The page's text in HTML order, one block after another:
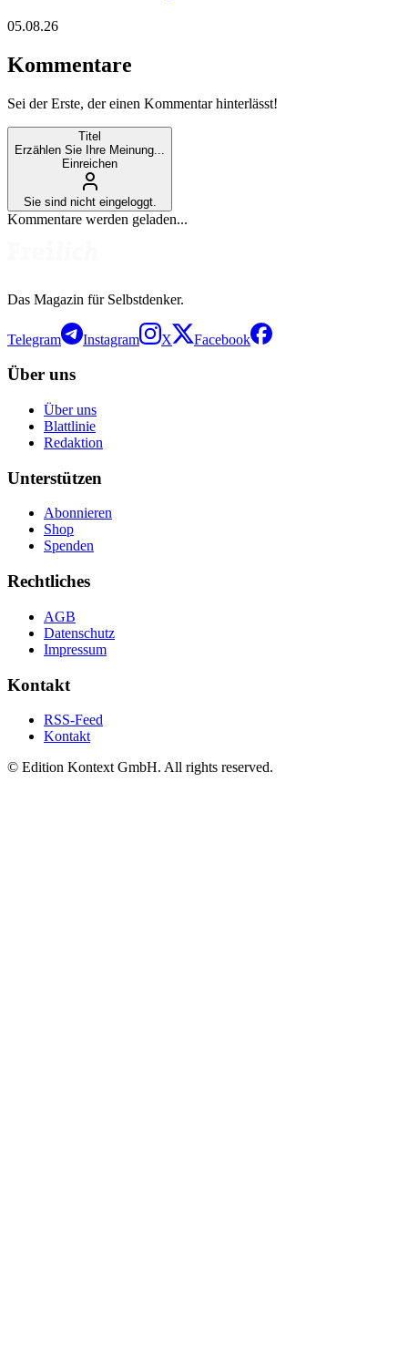
05.08.26
Kommentare
Sei der Erste, der einen Kommentar hinterlässt!
Titel
Erzählen Sie Ihre Meinung...
Einreichen
Sie sind nicht eingeloggt.
Kommentare werden geladen...
Das Magazin für Selbstdenker.
Telegram Instagram X Facebook
Über uns
Über uns
Blattlinie
Redaktion
Unterstützen
Abonnieren
Shop
Spenden
Rechtliches
AGB
Datenschutz
Impressum
Kontakt
RSS-Feed
Kontakt
© Edition Kontext GmbH. All rights reserved.